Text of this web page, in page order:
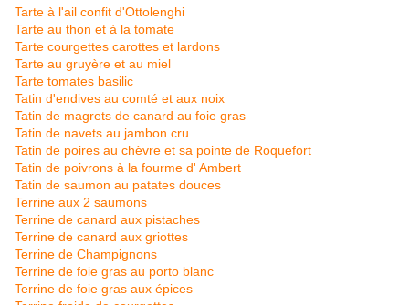
Tarte à l'ail confit d'Ottolenghi
Tarte au thon et à la tomate
Tarte courgettes carottes et lardons
Tarte au gruyère et au miel
Tarte tomates basilic
Tatin d'endives au comté et aux noix
Tatin de magrets de canard au foie gras
Tatin de navets au jambon cru
Tatin de poires au chèvre et sa pointe de Roquefort
Tatin de poivrons à la fourme d' Ambert
Tatin de saumon au patates douces
Terrine aux 2 saumons
Terrine de canard aux pistaches
Terrine de canard aux griottes
Terrine de Champignons
Terrine de foie gras au porto blanc
Terrine de foie gras aux épices